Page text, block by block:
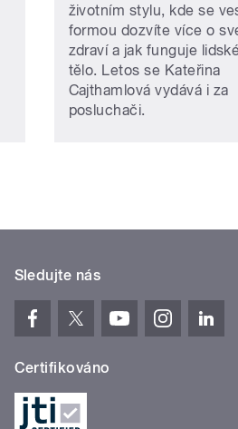
životním stylu, kde se
formou dozvíte více o
zdraví a jak funguje
tělo. Letos se Kateřina
Cajthamlová vydává i za
posluchači.
Sledujte nás
Certifikováno